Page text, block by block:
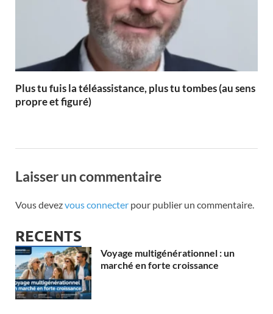
Plus tu fuis la téléassistance, plus tu tombes (au sens
propre et figuré)
Laisser un commentaire
Vous devezvous connecter pour publier un commentaire.
RECENTS
Voyage multigénérationnel : un
marché en forte croissance